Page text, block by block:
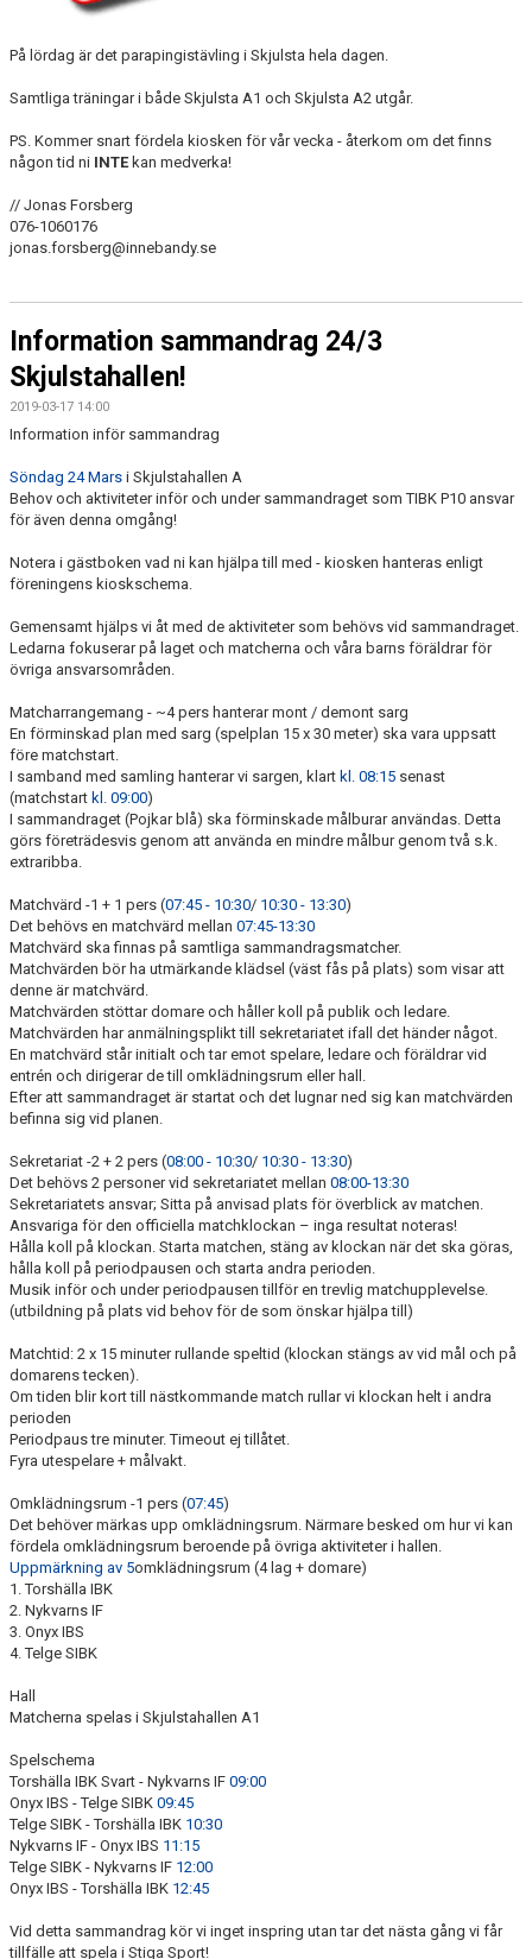
På lördag är det parapingistävling i Skjulsta hela dagen.
Samtliga träningar i både Skjulsta A1 och Skjulsta A2 utgår.
PS. Kommer snart fördela kiosken för vår vecka - återkom om det finns
någon tid ni INTE kan medverka!
// Jonas Forsberg
076-1060176
jonas.forsberg@innebandy.se
Information sammandrag 24/3
Skjulstahallen!
2019-03-17 14:00
Information inför sammandrag
Söndag 24 Mars i Skjulstahallen A
Behov och aktiviteter inför och under sammandraget som TIBK P10 ansvar
för även denna omgång!
Notera i gästboken vad ni kan hjälpa till med - kiosken hanteras enligt
föreningens kioskschema.
Gemensamt hjälps vi åt med de aktiviteter som behövs vid sammandraget.
Ledarna fokuserar på laget och matcherna och våra barns föräldrar för
övriga ansvarsområden.
Matcharrangemang - ~4 pers hanterar mont / demont sarg
En förminskad plan med sarg (spelplan 15 x 30 meter) ska vara uppsatt
före matchstart.
I samband med samling hanterar vi sargen, klart kl. 08:15 senast
(matchstart kl. 09:00)
I sammandraget (Pojkar blå) ska förminskade målburar användas. Detta
görs företrädesvis genom att använda en mindre målbur genom två s.k.
extraribba.
Matchvärd -1 + 1 pers (07:45 - 10:30/ 10:30 - 13:30)
Det behövs en matchvärd mellan 07:45-13:30
Matchvärd ska finnas på samtliga sammandragsmatcher.
Matchvärden bör ha utmärkande klädsel (väst fås på plats) som visar att
denne är matchvärd.
Matchvärden stöttar domare och håller koll på publik och ledare.
Matchvärden har anmälningsplikt till sekretariatet ifall det händer något.
En matchvärd står initialt och tar emot spelare, ledare och föräldrar vid
entrén och dirigerar de till omklädningsrum eller hall.
Efter att sammandraget är startat och det lugnar ned sig kan matchvärden
befinna sig vid planen.
Sekretariat -2 + 2 pers (08:00 - 10:30/ 10:30 - 13:30)
Det behövs 2 personer vid sekretariatet mellan 08:00-13:30
Sekretariatets ansvar; Sitta på anvisad plats för överblick av matchen.
Ansvariga för den officiella matchklockan – inga resultat noteras!
Hålla koll på klockan. Starta matchen, stäng av klockan när det ska göras,
hålla koll på periodpausen och starta andra perioden.
Musik inför och under periodpausen tillför en trevlig matchupplevelse.
(utbildning på plats vid behov för de som önskar hjälpa till)
Matchtid: 2 x 15 minuter rullande speltid (klockan stängs av vid mål och på
domarens tecken).
Om tiden blir kort till nästkommande match rullar vi klockan helt i andra
perioden
Periodpaus tre minuter. Timeout ej tillåtet.
Fyra utespelare + målvakt.
Omklädningsrum -1 pers (07:45)
Det behöver märkas upp omklädningsrum. Närmare besked om hur vi kan
fördela omklädningsrum beroende på övriga aktiviteter i hallen.
Uppmärkning av 5omklädningsrum (4 lag + domare)
1. Torshälla IBK
2. Nykvarns IF
3. Onyx IBS
4. Telge SIBK
Hall
Matcherna spelas i Skjulstahallen A1
Spelschema
Torshälla IBK Svart - Nykvarns IF 09:00
Onyx IBS - Telge SIBK 09:45
Telge SIBK - Torshälla IBK 10:30
Nykvarns IF - Onyx IBS 11:15
Telge SIBK - Nykvarns IF 12:00
Onyx IBS - Torshälla IBK 12:45
Vid detta sammandrag kör vi inget inspring utan tar det nästa gång vi får
tillfälle att spela i Stiga Sport!